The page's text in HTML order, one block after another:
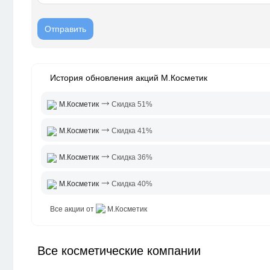
История обновления акций М.Косметик
М.Косметик ⤑ Скидка 51%
М.Косметик ⤑ Скидка 41%
М.Косметик ⤑ Скидка 36%
М.Косметик ⤑ Скидка 40%
Все акции от М.Косметик
Все косметические компании